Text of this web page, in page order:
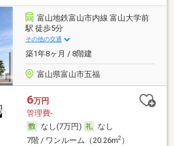
富山地鉄富山市内線 富山大学前
駅 徒歩5分
その他の交通
築1年8ヶ月 / 8階建
富山県富山市五福
6万円
管理費-
なし(7万円)
なし
7階 / ワンルーム（20.26m2）